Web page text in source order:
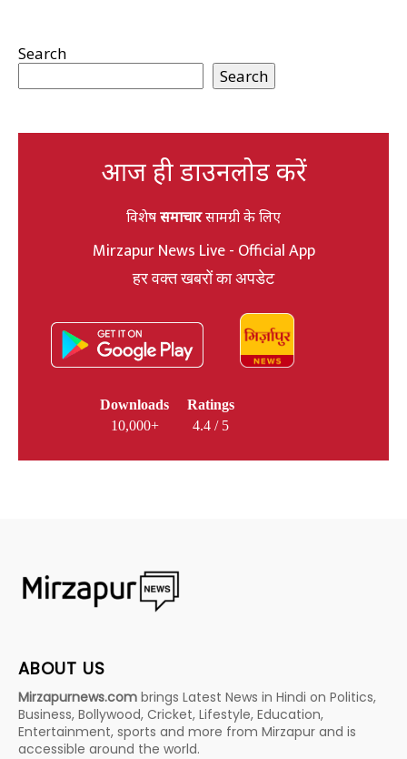
Search
Search
आज ही डाउनलोड करें
विशेषसमाचारसामग्री के लिए
Mirzapur News Live - Official App
हर वक्त खबरों का अपडेट
Downloads
10,000+
Ratings
4.4 / 5
ABOUT US
Mirzapurnews.com brings Latest News in Hindi on Politics,
Business, Bollywood, Cricket, Lifestyle, Education,
Entertainment, sports and more from Mirzapur and is
accessible around the world.